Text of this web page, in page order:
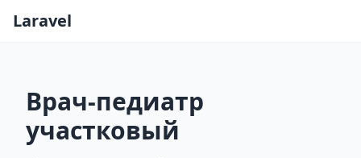
Laravel
Врач-педиатр
участковый